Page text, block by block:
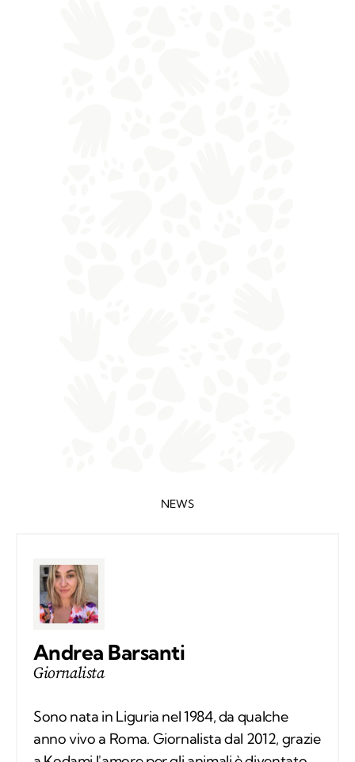
NEWS
Andrea Barsanti
Giornalista
Sono nata in Liguria nel 1984, da qualche
anno vivo a Roma. Giornalista dal 2012, grazie